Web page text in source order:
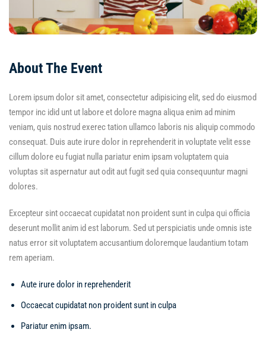
About The Event
Lorem ipsum dolor sit amet, consectetur adipisicing elit, sed do eiusmod
tempor inc idid unt ut labore et dolore magna aliqua enim ad minim
veniam, quis nostrud exerec tation ullamco laboris nis aliquip commodo
consequat. Duis aute irure dolor in reprehenderit in voluptate velit esse
cillum dolore eu fugiat nulla pariatur enim ipsam voluptatem quia
voluptas sit aspernatur aut odit aut fugit sed quia consequuntur magni
dolores.
Excepteur sint occaecat cupidatat non proident sunt in culpa qui officia
deserunt mollit anim id est laborum. Sed ut perspiciatis unde omnis iste
natus error sit voluptatem accusantium doloremque laudantium totam
rem aperiam.
Aute irure dolor in reprehenderit
Occaecat cupidatat non proident sunt in culpa
Pariatur enim ipsam.